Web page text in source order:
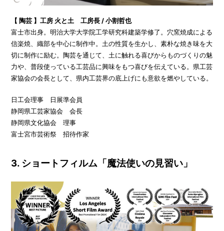
【 陶芸 】工房 火と土 工房長 / 小割哲也
富士市出身。明治大学大学院工学研究科建築学修了。穴窯焼成による
信楽焼、織部を中心に制作中。土の性質を生かし、素朴な焼き味を大
切に制作に励む。陶芸を通じて、土に触れる喜びからものづくりの魅
力や、普段使っている工芸品に興味をもつ喜びを伝えている。県工芸
家協会の会長として、県内工芸界の底上げにも意欲を燃やしている。
日工会理事 日展準会員
静岡県工芸家協会 会長
静岡県文化協会 理事
富士宮市芸術祭 招待作家
3. ショートフィルム「魔法使いの見習い」